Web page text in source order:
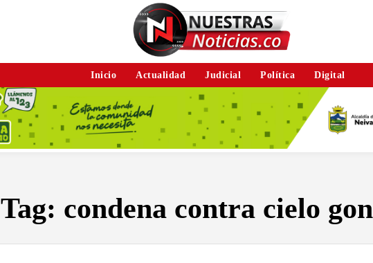
Inicio Actualidad Judicial Política Digital
Tag: condena contra cielo